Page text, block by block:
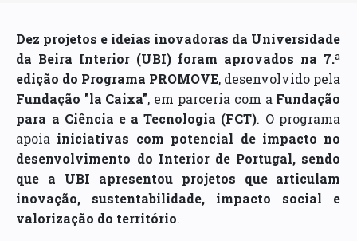
Dez projetos e ideias inovadoras da Universidade
da Beira Interior (UBI) foram aprovados na 7.ª
edição do Programa PROMOVE, desenvolvido pela
Fundação "la Caixa", em parceria com a Fundação
para a Ciência e a Tecnologia (FCT). O programa
apoia iniciativas com potencial de impacto no
desenvolvimento do Interior de Portugal, sendo
que a UBI apresentou projetos que articulam
inovação, sustentabilidade, impacto social e
valorização do território.